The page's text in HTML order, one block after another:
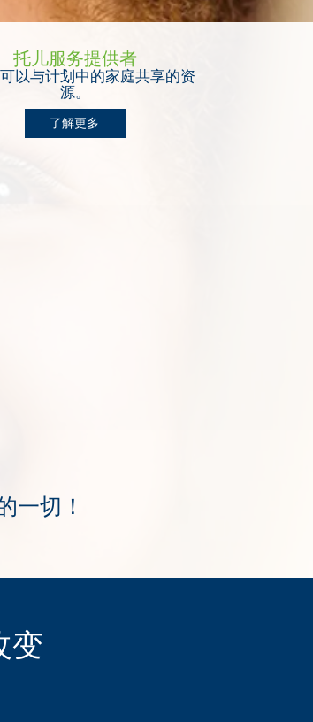
托儿服务提供者
以与计划中的家庭共享的资
源。
了解更多
一切！
变